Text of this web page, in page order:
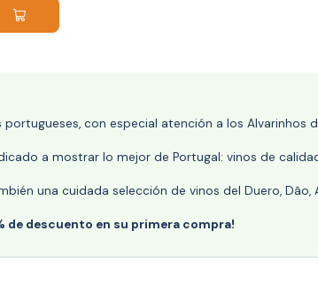
con especial atención a los
a mostrar lo mejor de Portugal: vinos de
una cuidada selección de vinos del Duero,
de descuento en su primera compra!